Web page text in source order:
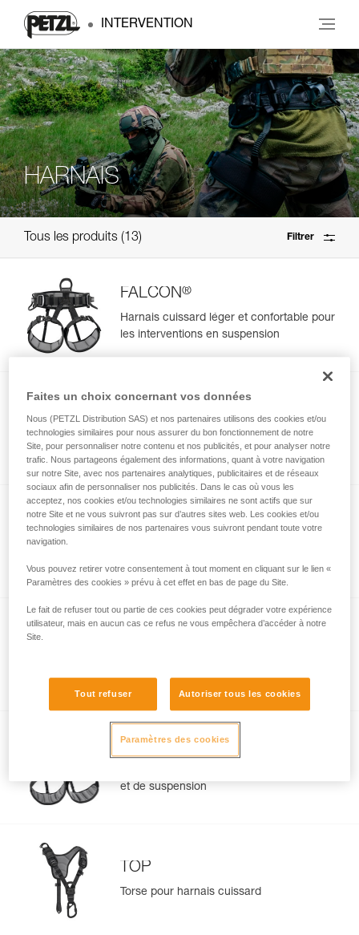
INTERVENTION
HARNAIS
Tous les produits 13 Filtrer
FALCON®
Harnais cuissard léger et confortable pour
les interventions en suspension
FALCON®MOUNTAIN
Harnais cuissard ultra-léger et confortable
pour les interventions en technique
d'escalade
CHEST'AIR
AVAO®SIT
et de suspension
TOP
Torse pour harnais cuissard
Faites un choix concernant vos données
Nous (PETZL Distribution SAS) et nos partenaires utilisons des cookies et/ou
technologies similaires pour nous assurer du bon fonctionnement de notre
Site, pour personnaliser notre contenu et nos publicités, et pour analyser notre
trafic. Nous partageons également des informations, quant à votre navigation
sur notre Site, avec nos partenaires analytiques, publicitaires et de réseaux
sociaux afin de personnaliser nos publicités. Dans le cas où vous les
acceptez, nos cookies et/ou technologies similaires ne sont actifs que sur
notre Site et ne vous suivront pas sur d’autres sites web. Les cookies et/ou
technologies similaires de nos partenaires vous suivront pendant toute votre
navigation.
Vous pouvez retirer votre consentement à tout moment en cliquant sur le lien «
Paramètres des cookies » prévu à cet effet en bas de page du Site.
Le fait de refuser tout ou partie de ces cookies peut dégrader votre expérience
utilisateur, mais en aucun cas ce refus ne vous empêchera d’accéder à notre
Site.
Tout refuser Autoriser tous les cookies
Paramètres des cookies